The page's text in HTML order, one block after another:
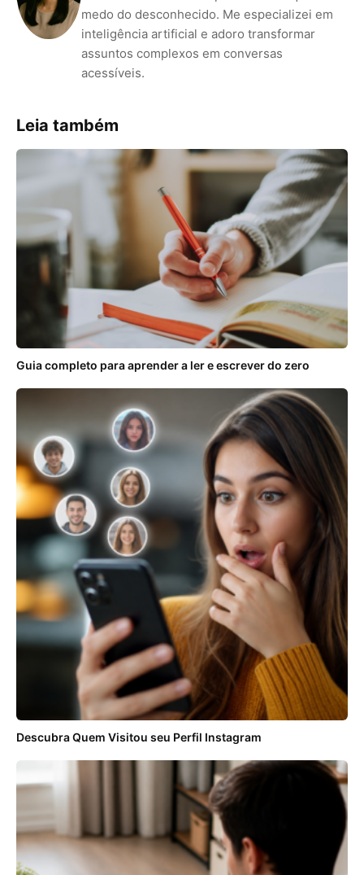
medo do desconhecido. Me especializei em
inteligência artificial e adoro transformar
assuntos complexos em conversas
acessíveis.
Leia também
Guia completo para aprender a ler e escrever do zero
Descubra Quem Visitou seu Perfil Instagram